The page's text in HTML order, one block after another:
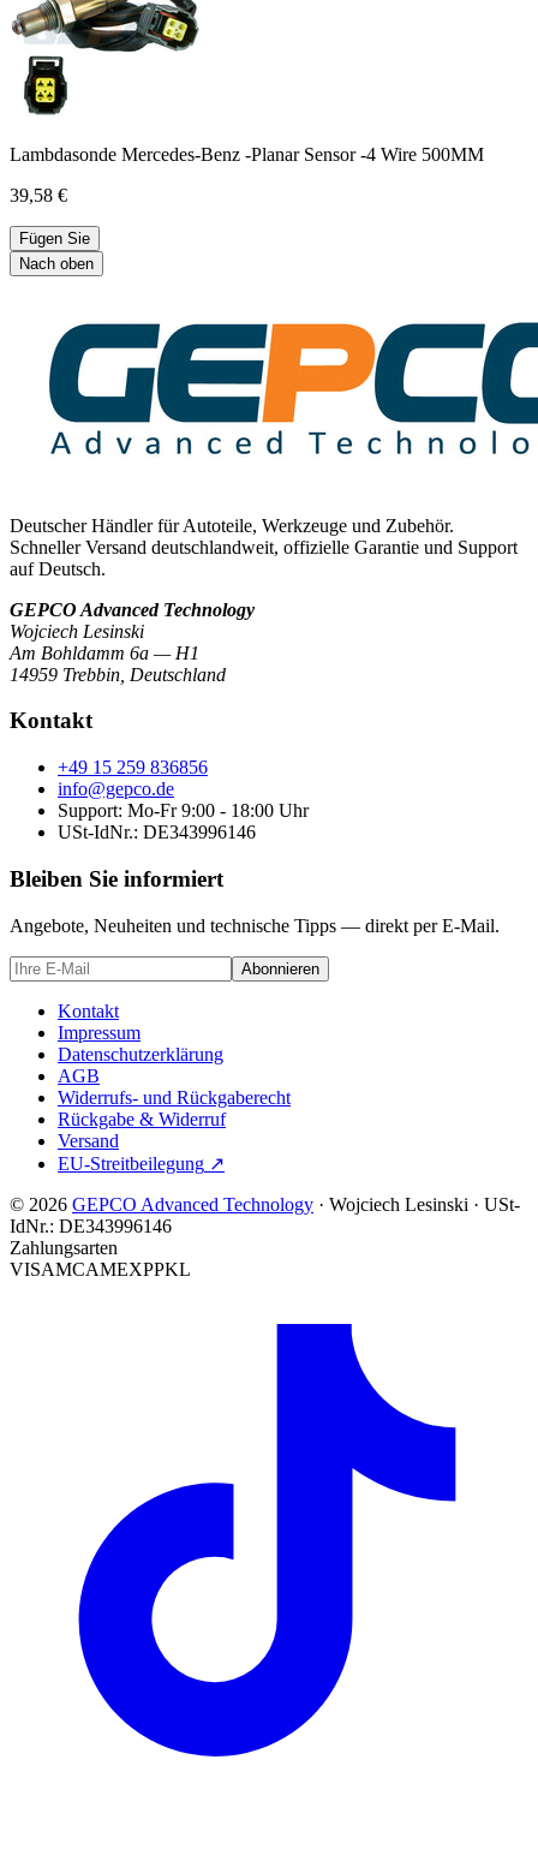
Lambdasonde Mercedes-Benz -Planar Sensor -4 Wire 500MM
39,58 €
Fügen Sie
Nach oben
Deutscher Händler für Autoteile, Werkzeuge und Zubehör.
Schneller Versand deutschlandweit, offizielle Garantie und Support
auf Deutsch.
GEPCO Advanced Technology
Wojciech Lesinski
Am Bohldamm 6a — H1
14959 Trebbin Deutschland
Kontakt
+49 15 259 836856
info@gepco.de
Support: Mo-Fr 9:00 - 18:00 Uhr
USt-IdNr.: DE343996146
Bleiben Sie informiert
Angebote, Neuheiten und technische Tipps — direkt per E-Mail.
Abonnieren
Kontakt
Impressum
Datenschutzerklärung
AGB
Widerrufs- und Rückgaberecht
Rückgabe & Widerruf
Versand
EU-Streitbeilegung ↗
© 2026 GEPCO Advanced Technology · Wojciech Lesinski · USt-
IdNr.: DE343996146
Zahlungsarten
VISAMCAMEXPPKL